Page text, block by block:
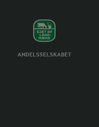
ANDELSSELSKABET